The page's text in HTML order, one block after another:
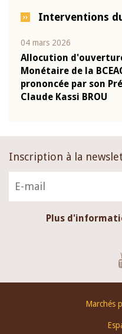
Interventions
04 mars 2026
Allocution
Monétaire de la
prononcée par son
Claude Kassi BROU
Inscription à la
Plus
Marchés